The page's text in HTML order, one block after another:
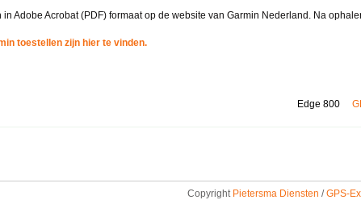
Adobe Acrobat (PDF) formaat op de website van Garmin Nederland. Na
toestellen zijn hier te vinden.
Edge 800
Copyright Pietersma Diensten /GPS-